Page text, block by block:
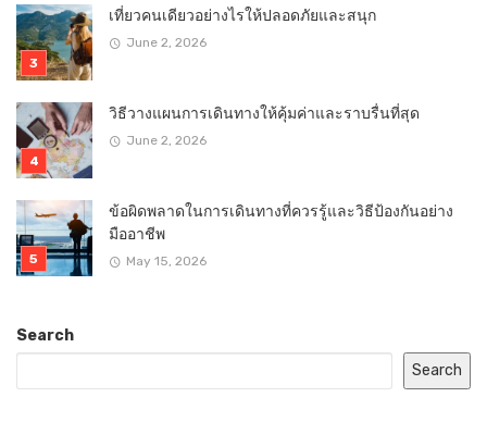
เที่ยวคนเดียวอย่างไรให้ปลอดภัยและสนุก
June 2, 2026
วิธีวางแผนการเดินทางให้คุ้มค่าและราบรื่นที่สุด
June 2, 2026
ข้อผิดพลาดในการเดินทางที่ควรรู้และวิธีป้องกันอย่าง
มืออาชีพ
May 15, 2026
Search
Search